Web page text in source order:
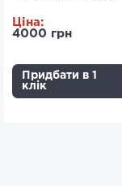
Ціна:
4000 грн
Придбати в 1
клік